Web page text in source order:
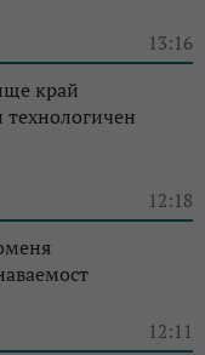
13:16
край
12:18
12:11